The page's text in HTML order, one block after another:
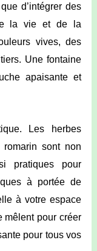
d’intégrer des
la vie et de la
vives, des
Une fontaine
apaisante et
Les herbes
sont non
pratiques pour
à portée de
à votre espace
mêlent pour créer
pour tous vos